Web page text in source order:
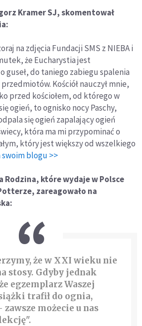
Kramer SJ, skomentował
na zdjęcia Fundacji SMS z NIEBA i
że Eucharystia jest
guseł, do taniego zabiegu spalenia
Kościół nauczył mnie,
przed kościołem, od którego w
ogień, to ognisko nocy Paschy,
się ogień zapalający ogień
która ma mi przypominać o
który jest większy od wszelkiego
swoim blogu >>
Rodzina, które wydaje w Polsce
zareagowało na
że w XXI wieku nie
stosy. Gdyby jednak
egzemplarz Waszej
trafił do ognia,
możecie u nas